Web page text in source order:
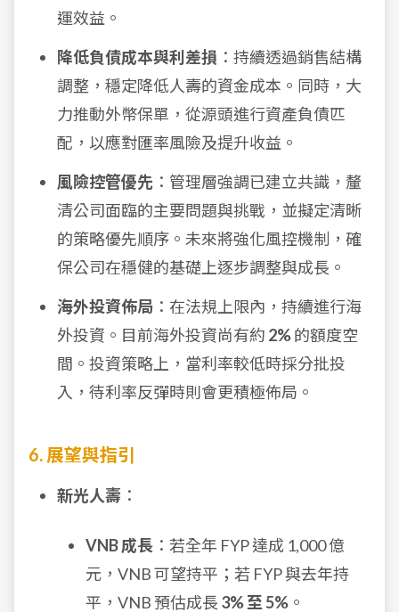
運效益。
降低負債成本與利差損 ：持續透過銷售結構
調整，穩定降低人壽的資金成本。同時，大
力推動外幣保單，從源頭進行資產負債匹
配，以應對匯率風險及提升收益。
風險控管優先 ：管理層強調已建立共識，釐
清公司面臨的主要問題與挑戰，並擬定清晰
的策略優先順序。未來將強化風控機制，確
保公司在穩健的基礎上逐步調整與成長。
海外投資佈局 ：在法規上限內，持續進行海
外投資。目前海外投資尚有約 2%的額度空
間。投資策略上，當利率較低時採分批投
入，待利率反彈時則會更積極佈局。
6. 展望與指引
新光人壽 ：
VNB 成長 ：若全年 FYP 達成 1,000 億
元，VNB 可望持平；若 FYP 與去年持
平，VNB 預估成長 3% 至 5% 。